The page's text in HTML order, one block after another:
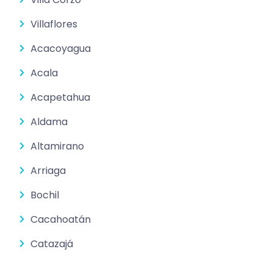
Villaflores
Acacoyagua
Acala
Acapetahua
Aldama
Altamirano
Arriaga
Bochil
Cacahoatán
Catazajá